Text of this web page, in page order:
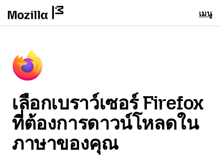
เมนู
เลือกเบราว์เซอร์ Firefox
ที่ต้องการดาวน์โหลดใน
ภาษาของคุณ